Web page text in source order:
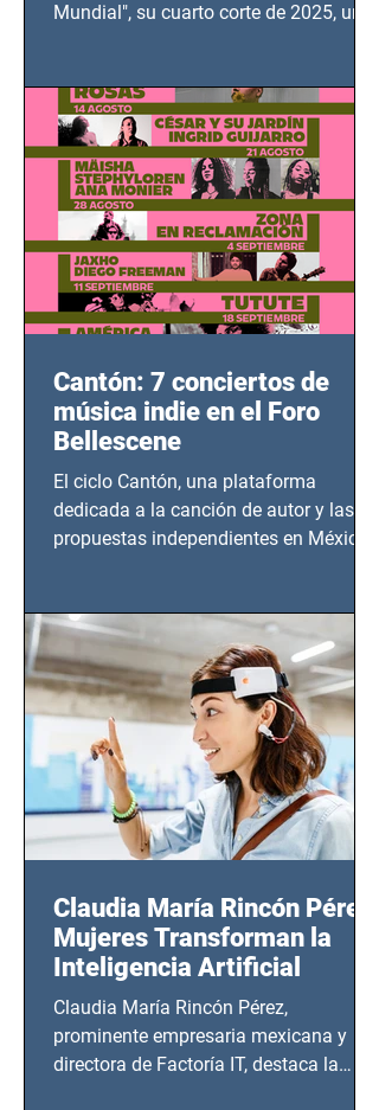
Mundial", su cuarto corte de 2025, un
bélicos.
Cantón: 7 conciertos de
música indie en el Foro
Bellescene
El ciclo Cantón, una plataforma
dedicada a la canción de autor y las
propuestas independientes en México,
CDMX), todos los miércoles a partir del
14 de agosto al 25 de septiembre, a las
20:00 horas.
Claudia María Rincón Pérez:
Mujeres Transforman la
Inteligencia Artificial
Claudia María Rincón Pérez,
prominente empresaria mexicana y
directora de Factoría IT, destaca la